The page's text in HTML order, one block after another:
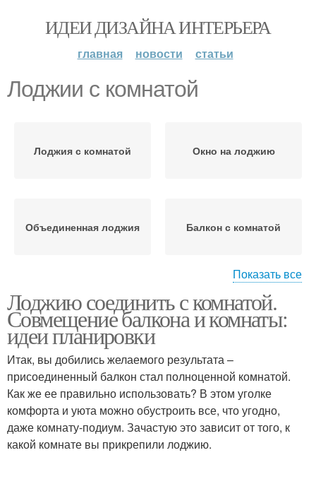
ИДЕИ ДИЗАЙНА ИНТЕРЬЕРА
главная новости статьи
Лоджии с комнатой
Лоджия с комнатой Окно на лоджию
Объединенная лоджия Балкон с комнатой
Комнаты с лоджией
Присоединенная
лоджия
Лоджии с кухней
Показать все
Лоджию соединить с комнатой.
Совмещение балкона и комнаты:
идеи планировки
Итак, вы добились желаемого результата –
присоединенный балкон стал полноценной комнатой.
Как же ее правильно использовать? В этом уголке
комфорта и уюта можно обустроить все, что угодно,
даже комнату-подиум. Зачастую это зависит от того, к
какой комнате вы прикрепили лоджию.